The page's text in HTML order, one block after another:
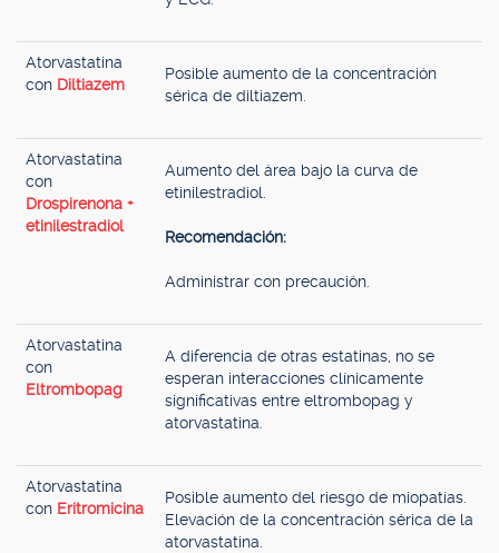
Atorvastatina
con Diltiazem
Posible aumento de la concentración
sérica de diltiazem.
Atorvastatina
con
Drospirenona +
etinilestradiol
Aumento del área bajo la curva de
etinilestradiol.
Recomendación:
Administrar con precaución.
Atorvastatina
con
Eltrombopag
A diferencia de otras estatinas, no se
esperan interacciones clínicamente
significativas entre eltrombopag y
atorvastatina.
Atorvastatina
con Eritromicina
Posible aumento del riesgo de miopatías.
Elevación de la concentración sérica de la
atorvastatina.